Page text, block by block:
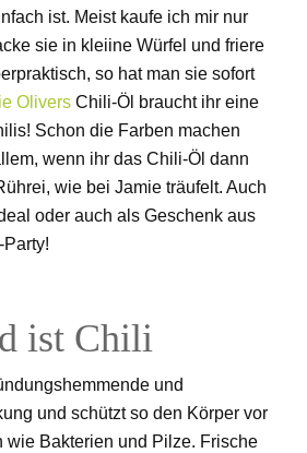
ist. Meist kaufe ich mir nur
sie in kleiine Würfel und friere
so hat man sie sofort
OliversChili-Öl braucht ihr eine
Schon die Farben machen
wenn ihr das Chili-Öl dann
wie bei Jamie träufelt. Auch
oder auch als Geschenk aus
ist Chili
und
und schützt so den Körper vor
wie Bakterien und Pilze. Frische